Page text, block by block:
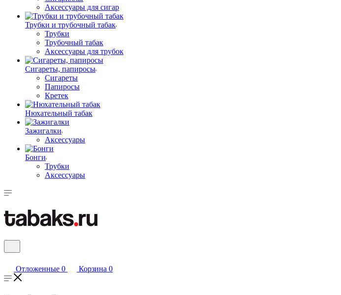
Аксессуары для сигар
Трубки и трубочный табак
Трубки
Трубочный табак
Аксессуары для трубок
Сигареты, папиросы
Сигареты
Папиросы
Кретек
Нюхательный табак
Зажигалки
Аксессуары
Бонги
Трубки
Аксессуары
Отложенные 0 Корзина 0